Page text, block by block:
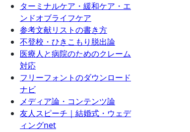
ターミナルケア・緩和ケア・エ
ンドオブライフケア
参考文献リストの書き方
不登校・ひきこもり脱出論
医療人と病院のためのクレーム
対応
フリーフォントのダウンロード
ナビ
メディア論・コンテンツ論
友人スピーチ｜結婚式・ウェデ
ィングnet